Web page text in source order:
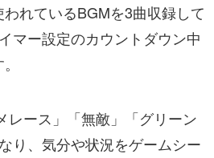
れているBGMを3曲収録して
マー設定のカウントダウン中
レース」「無敵」「グリーン
り、気分や状況をゲームシー